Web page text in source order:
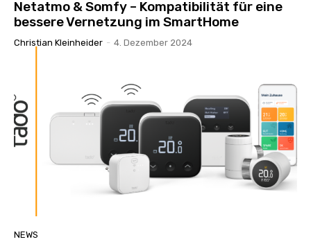
Netatmo & Somfy – Kompatibilität für eine
bessere Vernetzung im SmartHome
Christian Kleinheider - 4. Dezember 2024
NEWS